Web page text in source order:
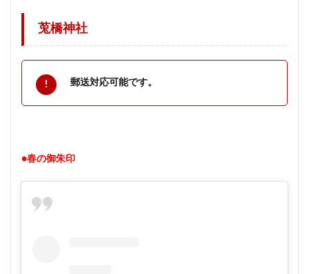
莵橋神社
郵送対応可能です。
●春の御朱印